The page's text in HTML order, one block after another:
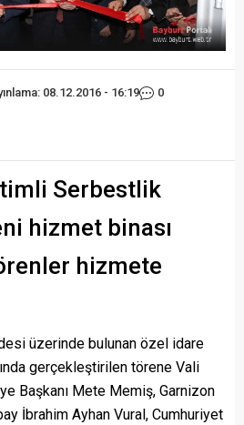
08.12.2016 - 16:19 0
Serbestlik
hizmet binası
hizmete
üzerinde bulunan özel idare
gerçekleştirilen törene Vali
Başkanı Mete Memiş, Garnizon
İbrahim Ayhan Vural, Cumhuriyet